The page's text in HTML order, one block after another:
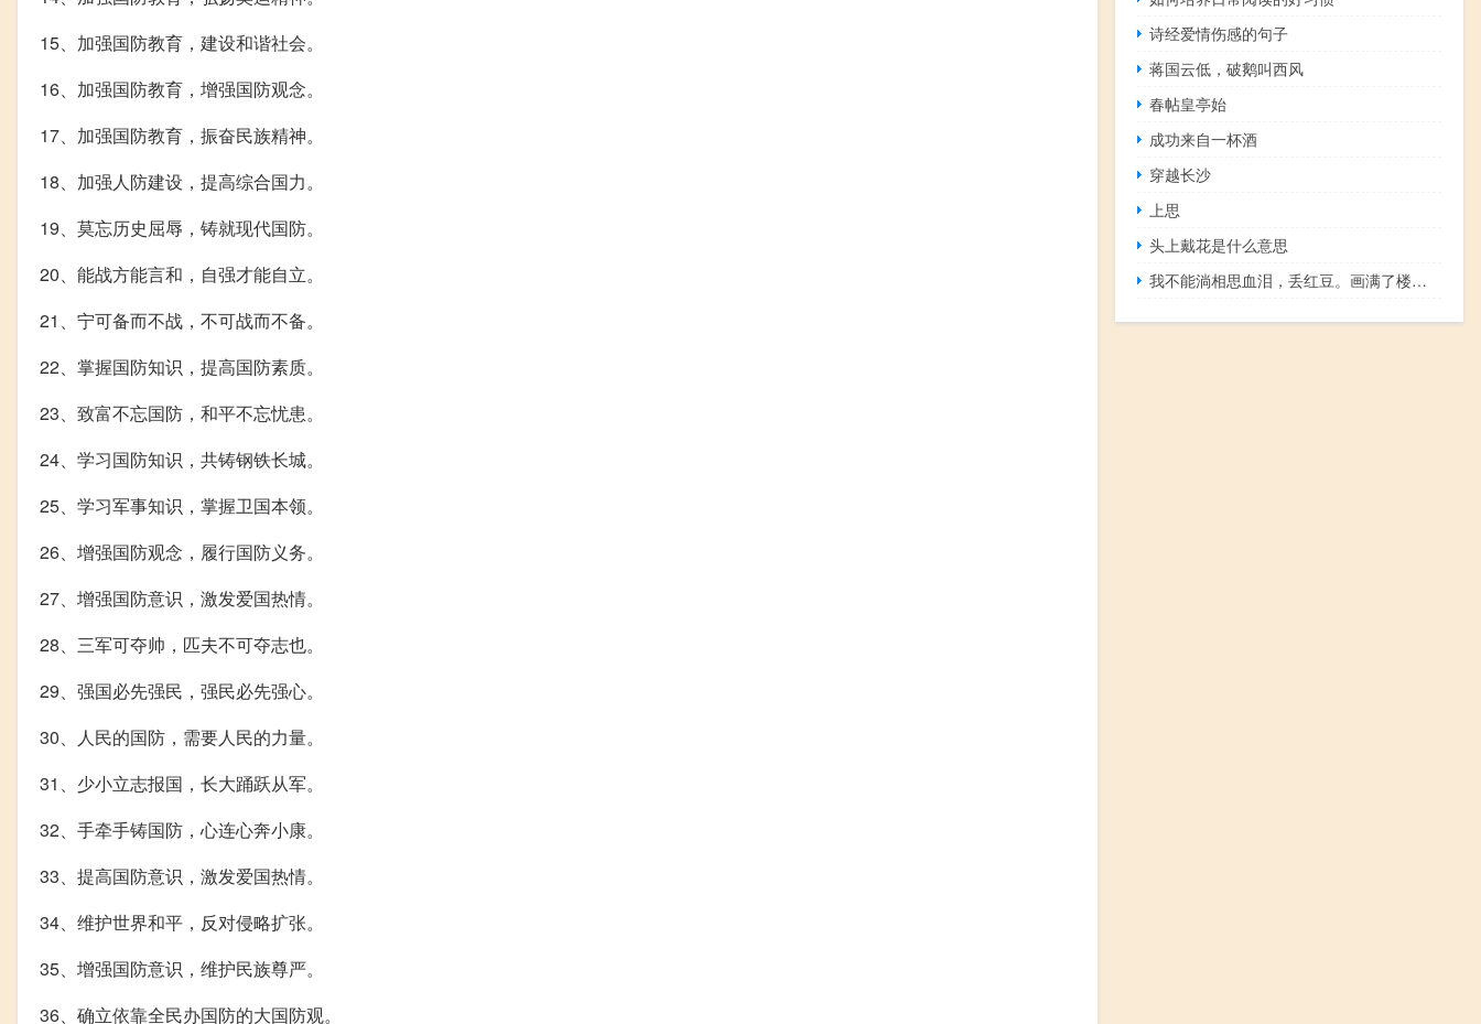
15、加强国防教育，建设和谐社会。
16、加强国防教育，增强国防观念。
17、加强国防教育，振奋民族精神。
18、加强人防建设，提高综合国力。
19、莫忘历史屈辱，铸就现代国防。
20、能战方能言和，自强才能自立。
21、宁可备而不战，不可战而不备。
22、掌握国防知识，提高国防素质。
23、致富不忘国防，和平不忘忧患。
24、学习国防知识，共铸钢铁长城。
25、学习军事知识，掌握卫国本领。
26、增强国防观念，履行国防义务。
27、增强国防意识，激发爱国热情。
28、三军可夺帅，匹夫不可夺志也。
29、强国必先强民，强民必先强心。
30、人民的国防，需要人民的力量。
31、少小立志报国，长大踊跃从军。
32、手牵手铸国防，心连心奔小康。
33、提高国防意识，激发爱国热情。
34、维护世界和平，反对侵略扩张。
35、增强国防意识，维护民族尊严。
36、确立依靠全民办国防的大国防观。
诗经爱情伤感的句子
蒋国云低，破鹅叫西风
春帖皇亭始
成功来自一杯酒
穿越长沙
上思
头上戴花是什么意思
我不能淌相思血泪，丢红豆。画满了楼房的春柳春花我画不完。睡不安稳。暴风雨和黄昏过后，我无法忘记新的忧虑和旧的忧虑